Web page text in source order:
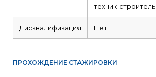
техник-строитель
Дисквалификация Нет
ПРОХОЖДЕНИЕ СТАЖИРОВКИ